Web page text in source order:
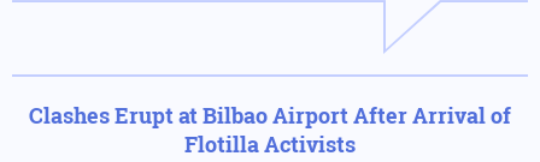
Clashes Erupt at Bilbao Airport After Arrival of
Flotilla Activists